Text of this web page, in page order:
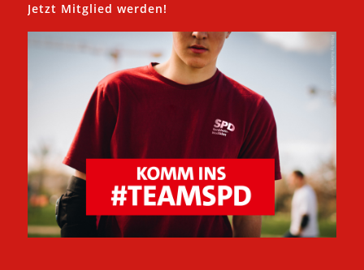
Jetzt Mitglied werden!